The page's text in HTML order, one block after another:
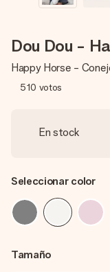
Dou Dou -
Happy Horse -
510 votos
En stock
Seleccionar color
Tamaño